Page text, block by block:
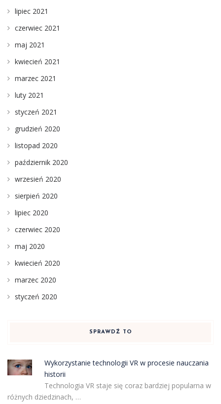
lipiec 2021
czerwiec 2021
maj 2021
kwiecień 2021
marzec 2021
luty 2021
styczeń 2021
grudzień 2020
listopad 2020
październik 2020
wrzesień 2020
sierpień 2020
lipiec 2020
czerwiec 2020
maj 2020
kwiecień 2020
marzec 2020
styczeń 2020
SPRAWDŹ TO
Wykorzystanie technologii VR w procesie nauczania
historii
Technologia VR staje się coraz bardziej popularna w
różnych dziedzinach, …